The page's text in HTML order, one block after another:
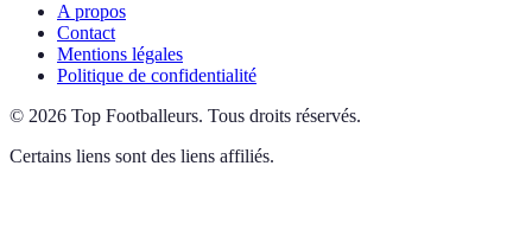
A propos
Contact
Mentions légales
Politique de confidentialité
© 2026 Top Footballeurs. Tous droits réservés.
Certains liens sont des liens affiliés.